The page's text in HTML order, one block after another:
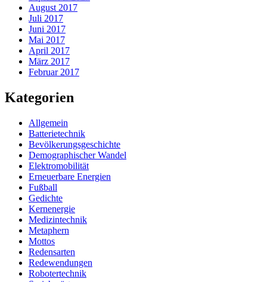
August 2017
Juli 2017
Juni 2017
Mai 2017
April 2017
März 2017
Februar 2017
Kategorien
Allgemein
Batterietechnik
Bevölkerungsgeschichte
Demographischer Wandel
Elektromobilität
Erneuerbare Energien
Fußball
Gedichte
Kernenergie
Medizintechnik
Metaphern
Mottos
Redensarten
Redewendungen
Robotertechnik